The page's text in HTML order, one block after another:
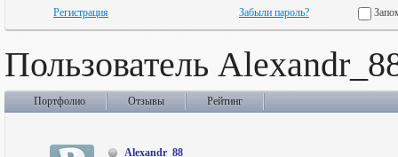
Регистрация
Забыли пароль?
Пользователь
Портфолио Отзывы Рейтинг
Alexandr_88